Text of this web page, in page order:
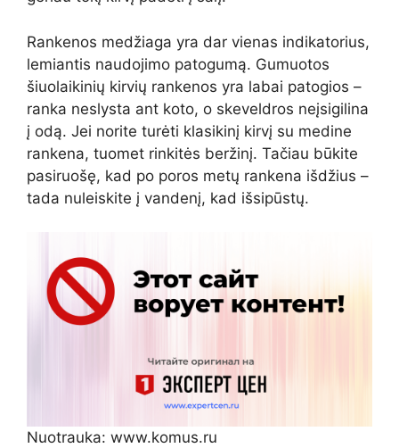
Rankenos medžiaga yra dar vienas indikatorius,
lemiantis naudojimo patogumą. Gumuotos
šiuolaikinių kirvių rankenos yra labai patogios –
ranka neslysta ant koto, o skeveldros neįsigilina
į odą. Jei norite turėti klasikinį kirvį su medine
rankena, tuomet rinkitės beržinį. Tačiau būkite
pasiruošę, kad po poros metų rankena išdžius –
tada nuleiskite į vandenį, kad išsipūstų.
Nuotrauka: www.komus.ru